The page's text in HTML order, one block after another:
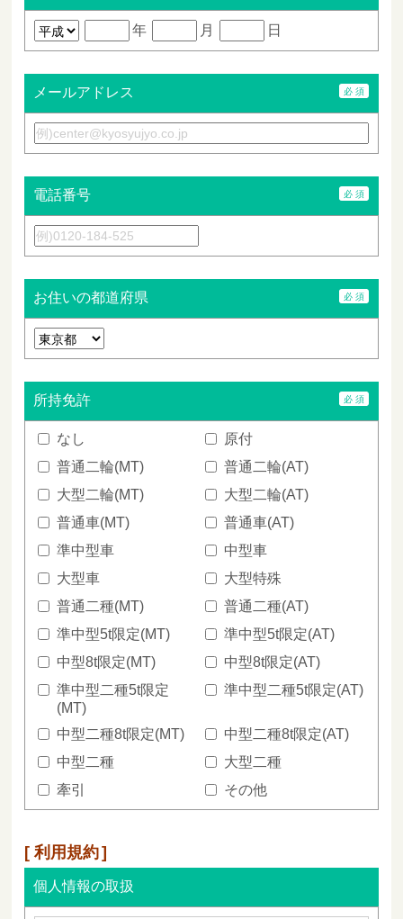
年 月 日
メールアドレス
電話番号
お住いの都道府県
所持免許
なし
原付
普通二輪(MT)
普通二輪(AT)
大型二輪(MT)
大型二輪(AT)
普通車(MT)
普通車(AT)
準中型車
中型車
大型車
大型特殊
普通二種(MT)
普通二種(AT)
準中型5t限定(MT)
準中型5t限定(AT)
中型8t限定(MT)
中型8t限定(AT)
準中型二種5t限定
(MT)
準中型二種5t限定(AT)
中型二種8t限定(MT)
中型二種8t限定(AT)
中型二種
大型二種
牽引
その他
利用規約
個人情報の取扱